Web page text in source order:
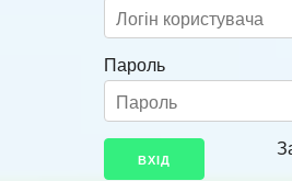
Пароль